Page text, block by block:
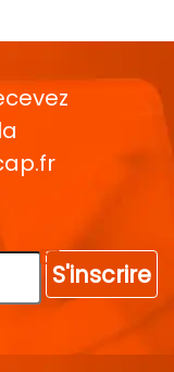
S'inscrire